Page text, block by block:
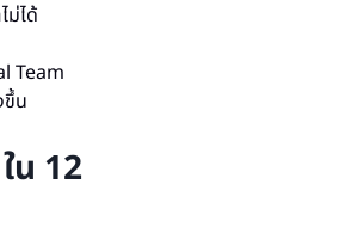
ได้
Team
น
น 12